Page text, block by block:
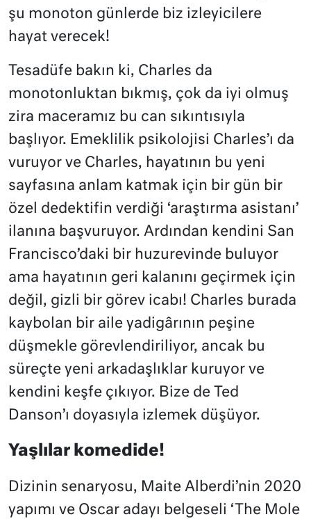
şu monoton günlerde biz izleyicilere
hayat verecek!
Tesadüfe bakın ki, Charles da
monotonluktan bıkmış, çok da iyi olmuş
zira maceramız bu can sıkıntısıyla
başlıyor. Emeklilik psikolojisi Charles’ı da
vuruyor ve Charles, hayatının bu yeni
sayfasına anlam katmak için bir gün bir
özel dedektifin verdiği ‘araştırma asistanı’
ilanına başvuruyor. Ardından kendini San
Francisco’daki bir huzurevinde buluyor
ama hayatının geri kalanını geçirmek için
değil, gizli bir görev icabı! Charles burada
kaybolan bir aile yadigârının peşine
düşmekle görevlendiriliyor, ancak bu
süreçte yeni arkadaşlıklar kuruyor ve
kendini keşfe çıkıyor. Bize de Ted
Danson’ı doyasıyla izlemek düşüyor.
Yaşlılar komedide!
Dizinin senaryosu, Maite Alberdi’nin 2020
yapımı ve Oscar adayı belgeseli ‘The Mole